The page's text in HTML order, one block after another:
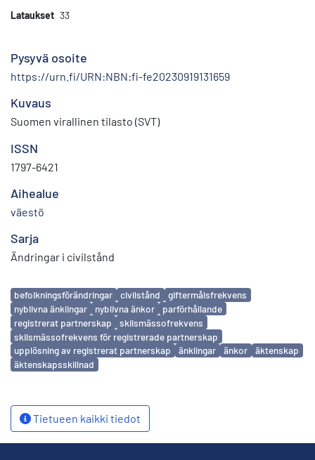
Lataukset 33
Pysyvä osoite
https://urn.fi/URN:NBN:fi-fe20230919131659
Kuvaus
Suomen virallinen tilasto (SVT)
ISSN
1797-6421
Aihealue
väestö
Sarja
Ändringar i civilstånd
Avainsanat
befolkningsförändringar civilstånd
giftermålsfrekvens
nyblivna änklingar
nyblivna änkor
parförhållande
registrerat partnerskap
skilsmässofrekvens
skilsmässofrekvens för registrerade partnerskap
upplösning av registrerat partnerskap
änklingar änkor
äktenskap
äktenskapsskillnad
Tietueen kaikki tiedot